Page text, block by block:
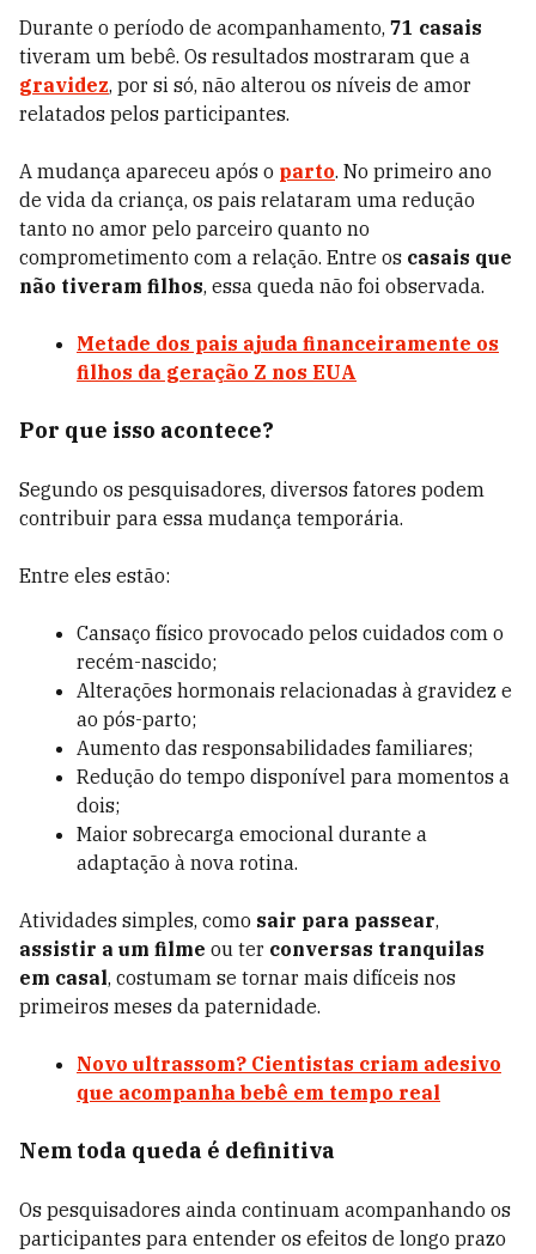
Durante o período de acompanhamento, 71 casais
tiveram um bebê. Os resultados mostraram que a
gravidez, por si só, não alterou os níveis de amor
relatados pelos participantes.
A mudança apareceu após o parto. No primeiro ano
de vida da criança, os pais relataram uma redução
tanto no amor pelo parceiro quanto no
comprometimento com a relação. Entre os casais que
não tiveram filhos, essa queda não foi observada.
Metade dos pais ajuda financeiramente os
filhos da geração Z nos EUA
Por que isso acontece?
Segundo os pesquisadores, diversos fatores podem
contribuir para essa mudança temporária.
Entre eles estão:
Cansaço físico provocado pelos cuidados com o
recém-nascido;
Alterações hormonais relacionadas à gravidez e
ao pós-parto;
Aumento das responsabilidades familiares;
Redução do tempo disponível para momentos a
dois;
Maior sobrecarga emocional durante a
adaptação à nova rotina.
Atividades simples, como sair para passear,
assistir a um filme ou ter conversas tranquilas
em casal, costumam se tornar mais difíceis nos
primeiros meses da paternidade.
Novo ultrassom? Cientistas criam adesivo
que acompanha bebê em tempo real
Nem toda queda é definitiva
Os pesquisadores ainda continuam acompanhando os
participantes para entender os efeitos de longo prazo